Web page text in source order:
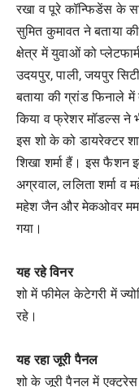
रखा व पूरे कॉन्फिडेंस के
सुमित कुमावत ने बताया
क्षेत्र में युवाओं को
उदयपुर, पाली, जयपुर
बताया की ग्रांड फिनाले
किया व फ्रेशर मॉडल्स ने
इस शो के को डायरेक्टर
शिखा शर्मा हैं। इस फैशन
अग्रवाल, ललिता शर्मा व
महेश जैन और मेकओवर
गया।
यह रहे विनर
शो में फीमेल केटेगरी में
रहे।
यह रहा जूरी पैनल
शो के जूरी पैनल में एक्ट्रेस